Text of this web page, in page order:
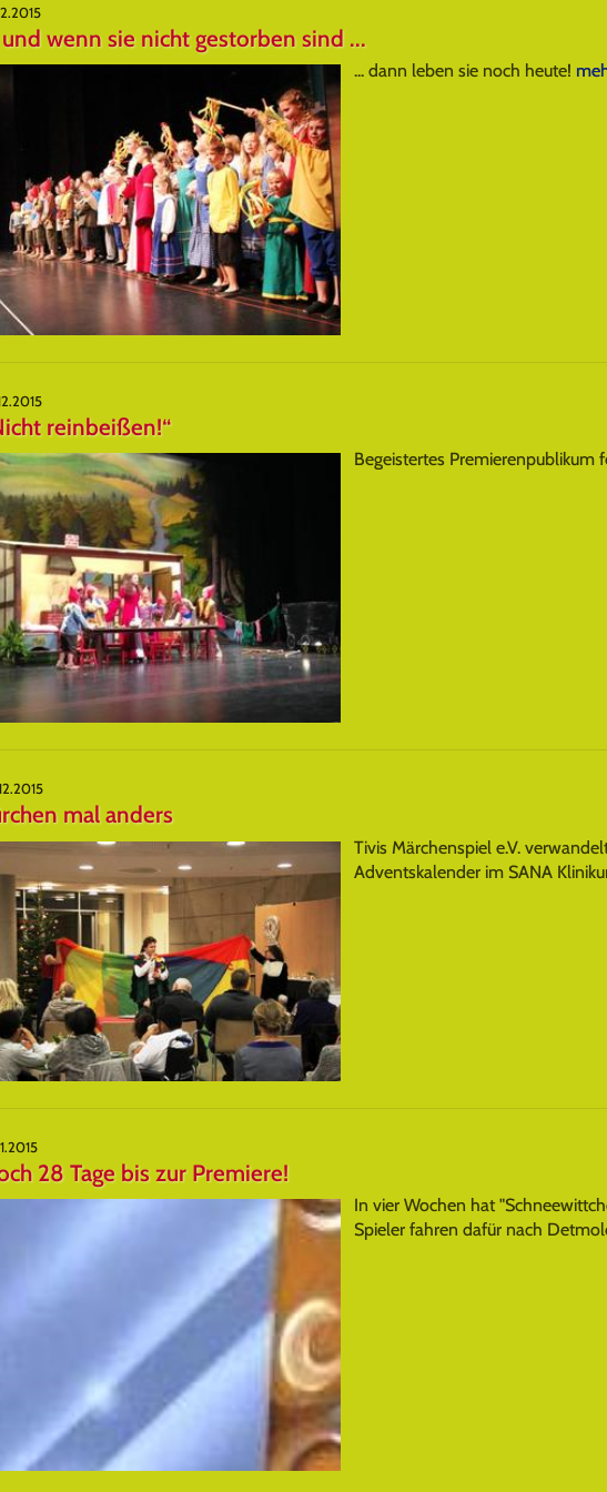
wenn sie nicht gestorben sind ...
... dann leben sie noch heute!
reinbeißen!“
Begeistertes Premierenpublikum
mal anders
Tivis Märchenspiel e.V.
Adventskalender im SANA
28 Tage bis zur Premiere!
In vier Wochen hat
Spieler fahren dafür nach